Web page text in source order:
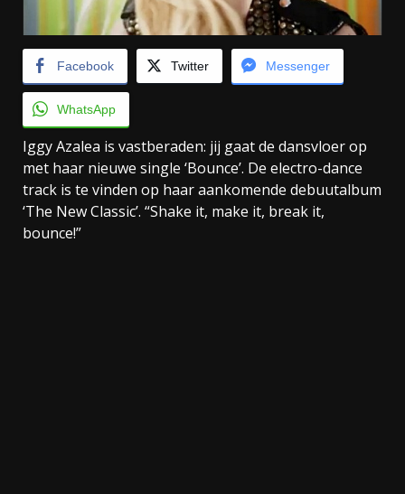
Facebook Twitter Messenger
WhatsApp
Iggy Azalea is vastberaden: jij gaat de dansvloer op
met haar nieuwe single ‘Bounce’. De electro-dance
track is te vinden op haar aankomende debuutalbum
‘The New Classic’. “Shake it, make it, break it,
bounce!”